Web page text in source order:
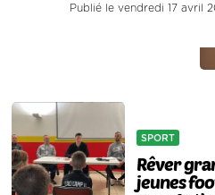
Publié le vendredi 17 avril
SPORT
Rêver
jeunes